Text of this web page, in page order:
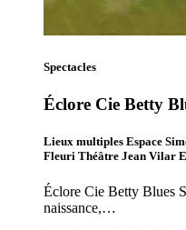
Spectacles
Éclore Cie Betty
Lieux multiples Espace
Fleuri Théâtre Jean Vilar
Éclore Cie Betty Blues
naissance,…